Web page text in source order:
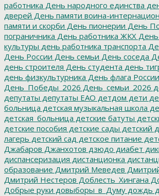
работника День народного единства
дверей День памяти воина-
памяти и скорби День пионерии День
пограничника День работника ЖКХ День
культуры день работника транспорта
День России День семьи День соседа
день строителя День студента день
день физкультурника День флага России
День_Победы_2026 День_семьи_2026
депутаты депутаты ЕАО детдом дети
больница детская музыкальная школа
детская_больница детские батуты
детские пособия детские сады детский
лагерь детский сад детское питание
Джабаров Джанхотов дзюдо диабет
диспансеризация дистанционка
образование Дмитрий Меведев
Дмитрий Нестеров Доблесть_Хингана
Добрые руки довыборы_в_Думу дождь